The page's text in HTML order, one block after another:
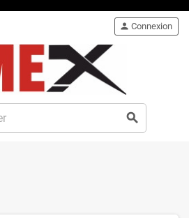
search
person Connexion